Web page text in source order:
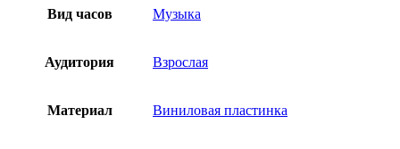
Вид часов Музыка
Аудитория Взрослая
Материал Виниловая пластинка